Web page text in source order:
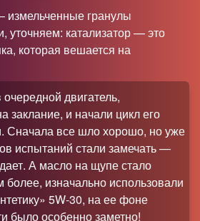
гранулы
уточняем: катализатор — это
которая вешается на
двигатель,
заклание, и начали цикл его
Сначала все шло хорошо, но уже
испытаний стали замечать —
А масло на щупе стало
изначально использовали
5W-30, на ее фоне
было особенно заметно!